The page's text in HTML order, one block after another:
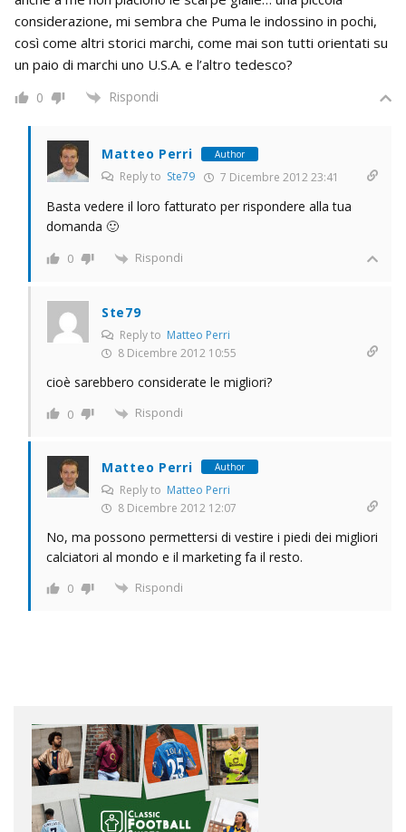
considerazione, mi sembra che Puma le indossino in pochi,
così come altri storici marchi, come mai son tutti orientati su
un paio di marchi uno U.S.A. e l’altro tedesco?
0 Rispondi
Matteo Perri Author
Reply to Ste79 7 Dicembre 2012 23:41
Basta vedere il loro fatturato per rispondere alla tua
domanda 🙂
0 Rispondi
Ste79
Reply to Matteo Perri
8 Dicembre 2012 10:55
cioè sarebbero considerate le migliori?
0 Rispondi
Matteo Perri Author
Reply to Matteo Perri
8 Dicembre 2012 12:07
No, ma possono permettersi di vestire i piedi dei migliori
calciatori al mondo e il marketing fa il resto.
0 Rispondi